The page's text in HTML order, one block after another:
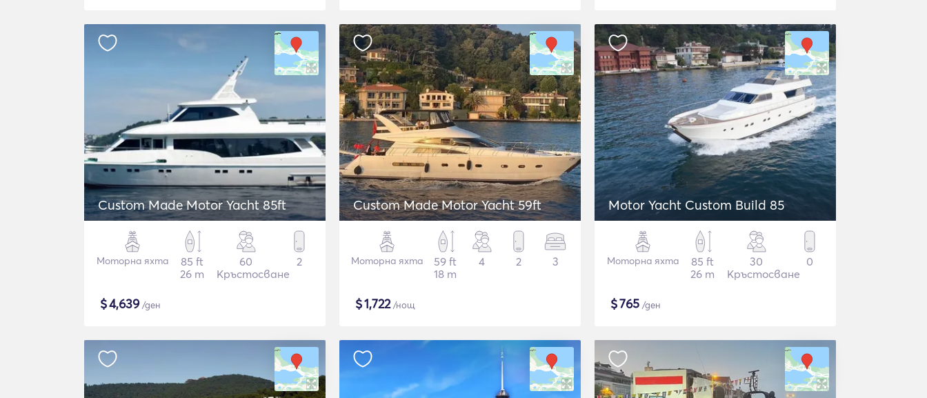
Custom Made Motor Yacht 85ft
Моторна яхта
85 ft
26 m
60
Кръстосване
2
$4,639/ден
Custom Made Motor Yacht 59ft
Моторна яхта
59 ft
18 m
4 2 3
$1,722/нощ
Motor Yacht Custom Build 85
Моторна яхта
85 ft
26 m
30
Кръстосване
0
$765 /ден